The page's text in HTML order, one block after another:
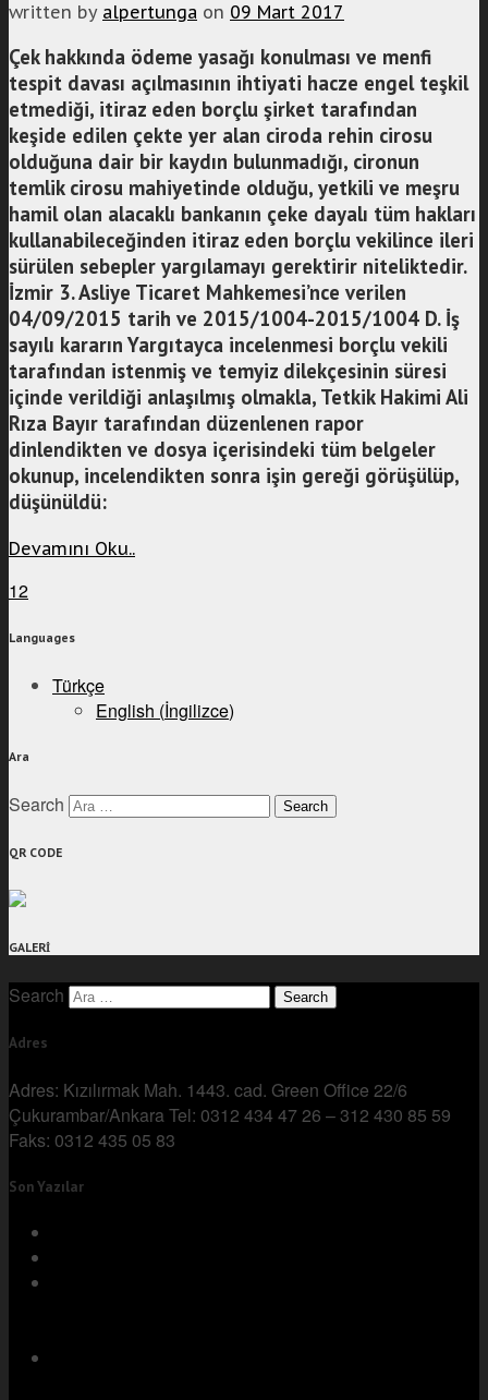
written by alpertunga on 09 Mart 2017
Çek hakkında ödeme yasağı konulması ve menfi
tespit davası açılmasının ihtiyati hacze engel teşkil
etmediği, itiraz eden borçlu şirket tarafından
keşide edilen çekte yer alan ciroda rehin cirosu
olduğuna dair bir kaydın bulunmadığı, cironun
temlik cirosu mahiyetinde olduğu, yetkili ve meşru
hamil olan alacaklı bankanın çeke dayalı tüm hakları
kullanabileceğinden itiraz eden borçlu vekilince ileri
sürülen sebepler yargılamayı gerektirir niteliktedir.
İzmir 3. Asliye Ticaret Mahkemesi’nce verilen
04/09/2015 tarih ve 2015/1004-2015/1004 D. İş
sayılı kararın Yargıtayca incelenmesi borçlu vekili
tarafından istenmiş ve temyiz dilekçesinin süresi
içinde verildiği anlaşılmış olmakla, Tetkik Hakimi Ali
Rıza Bayır tarafından düzenlenen rapor
dinlendikten ve dosya içerisindeki tüm belgeler
okunup, incelendikten sonra işin gereği görüşülüp,
düşünüldü:
Devamını Oku..
12
Languages
Türkçe
English (İngilizce)
Ara
Search
QR CODE
GALERİ
Search
Adres
Adres: Kızılırmak Mah. 1443. cad. Green Office 22/6
Çukurambar/Ankara Tel: 0312 434 47 26 – 312 430 85 59
Faks: 0312 435 05 83
Son Yazılar